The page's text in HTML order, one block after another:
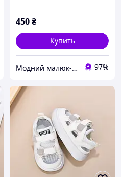
450₴
Купить
Модний малюк-інтернет магазин диячого одягу 97%